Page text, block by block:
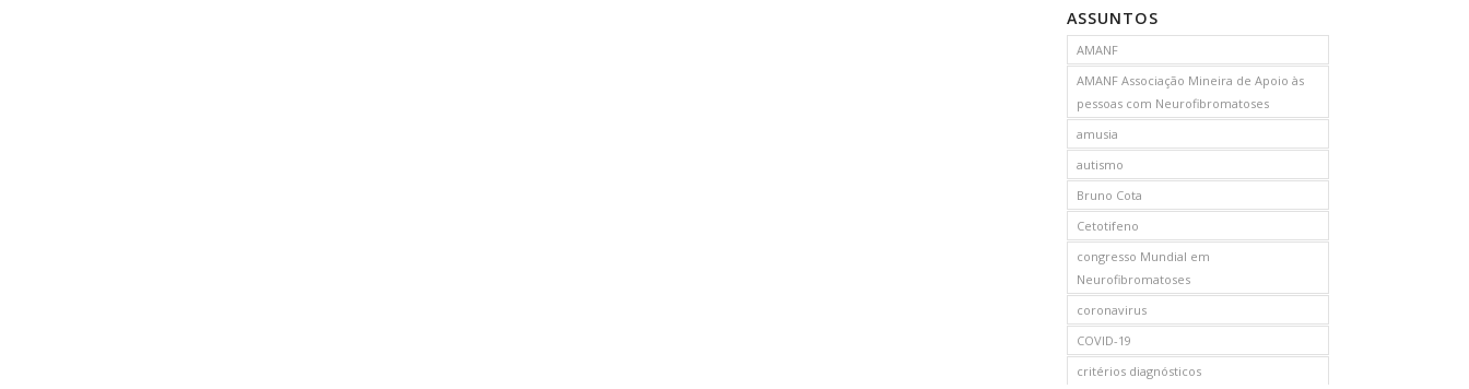
ASSUNTOS
AMANF
AMANF Associação Mineira de Apoio às
pessoas com Neurofibromatoses
amusia
autismo
Bruno Cota
Cetotifeno
congresso Mundial em
Neurofibromatoses
coronavirus
COVID-19
critérios diagnósticos